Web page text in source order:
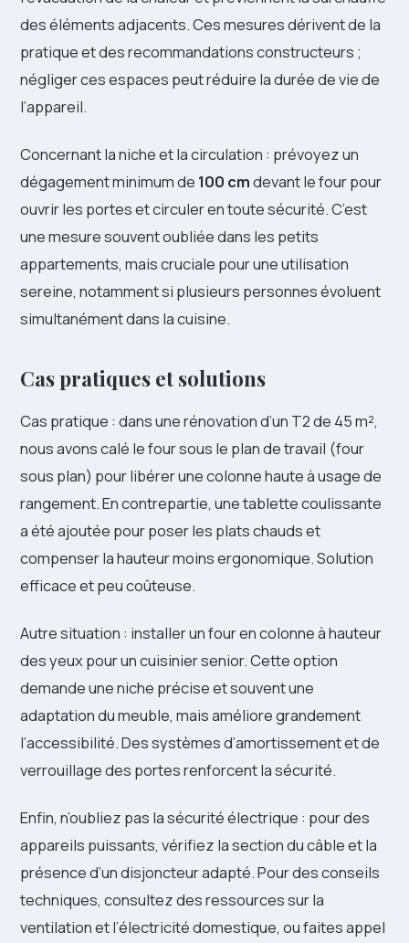
des éléments adjacents. Ces mesures dérivent de la
pratique et des recommandations constructeurs ;
négliger ces espaces peut réduire la durée de vie de
l’appareil.
Concernant la niche et la circulation : prévoyez un
dégagement minimum de 100 cmdevant le four pour
ouvrir les portes et circuler en toute sécurité. C’est
une mesure souvent oubliée dans les petits
appartements, mais cruciale pour une utilisation
sereine, notamment si plusieurs personnes évoluent
simultanément dans la cuisine.
Cas pratiques et solutions
Cas pratique : dans une rénovation d’un T2 de 45 m²,
nous avons calé le four sous le plan de travail (four
sous plan) pour libérer une colonne haute à usage de
rangement. En contrepartie, une tablette coulissante
a été ajoutée pour poser les plats chauds et
compenser la hauteur moins ergonomique. Solution
efficace et peu coûteuse.
Autre situation : installer un four en colonne à hauteur
des yeux pour un cuisinier senior. Cette option
demande une niche précise et souvent une
adaptation du meuble, mais améliore grandement
l’accessibilité. Des systèmes d’amortissement et de
verrouillage des portes renforcent la sécurité.
Enfin, n’oubliez pas la sécurité électrique : pour des
appareils puissants, vérifiez la section du câble et la
présence d’un disjoncteur adapté. Pour des conseils
techniques, consultez des ressources sur la
ventilation et l’électricité domestique, ou faites appel